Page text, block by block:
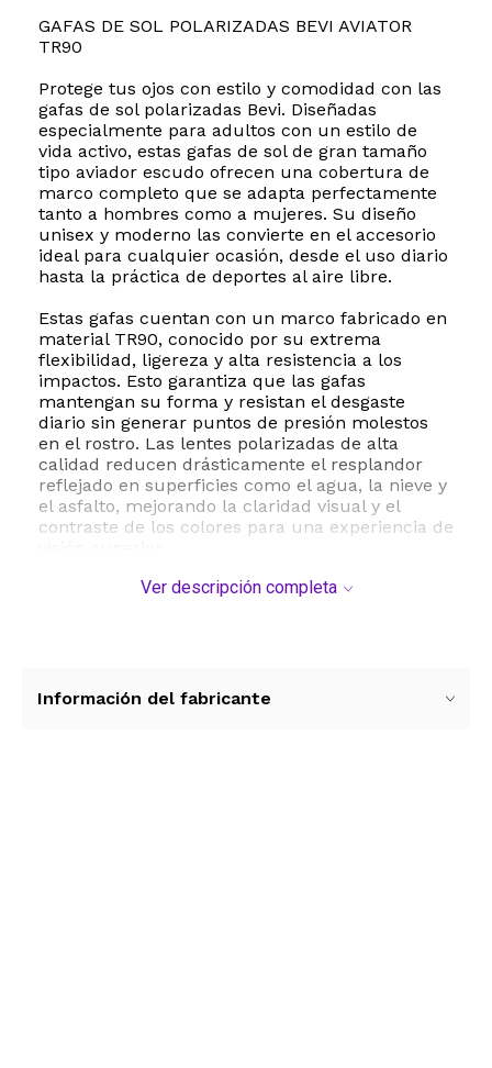
GAFAS DE SOL POLARIZADAS BEVI AVIATOR
TR90
Protege tus ojos con estilo y comodidad con las
gafas de sol polarizadas Bevi. Diseñadas
especialmente para adultos con un estilo de
vida activo, estas gafas de sol de gran tamaño
tipo aviador escudo ofrecen una cobertura de
marco completo que se adapta perfectamente
tanto a hombres como a mujeres. Su diseño
unisex y moderno las convierte en el accesorio
ideal para cualquier ocasión, desde el uso diario
hasta la práctica de deportes al aire libre.
Estas gafas cuentan con un marco fabricado en
material TR90, conocido por su extrema
flexibilidad, ligereza y alta resistencia a los
impactos. Esto garantiza que las gafas
mantengan su forma y resistan el desgaste
diario sin generar puntos de presión molestos
en el rostro. Las lentes polarizadas de alta
calidad reducen drásticamente el resplandor
reflejado en superficies como el agua, la nieve y
el asfalto, mejorando la claridad visual y el
contraste de los colores para una experiencia de
Además de su excelente rendimiento visual, las
senderismo, running o simplemente al conducir.
Ver descripción completa
Información del fabricante